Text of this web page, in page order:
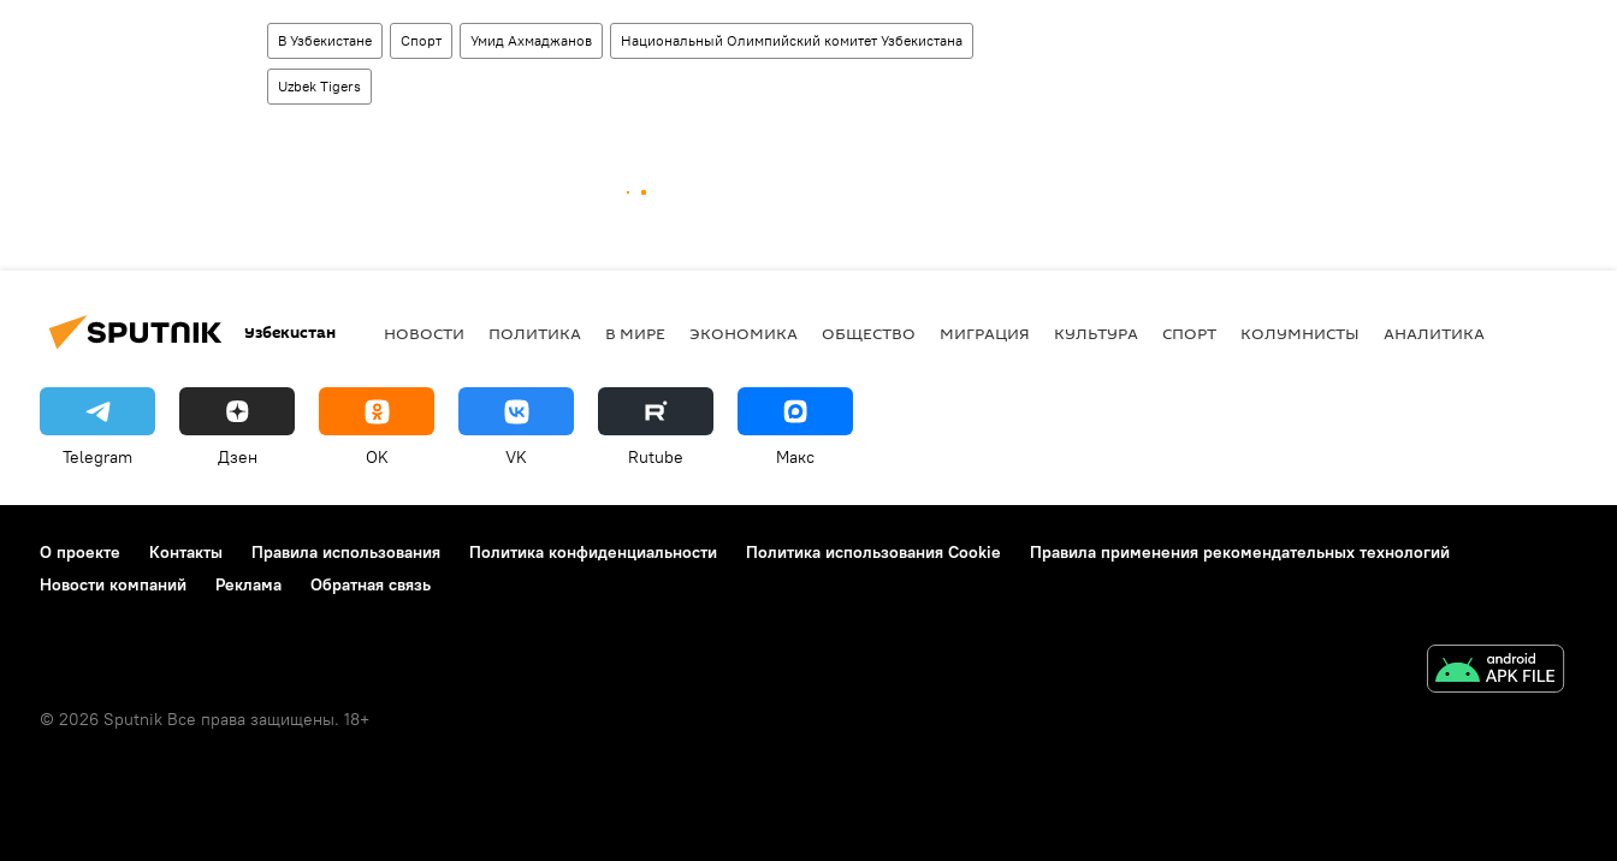
В Узбекистане Спорт Умид Ахмаджанов Национальный Олимпийский комитет Узбекистана
Uzbek Tigers
Узбекистан НОВОСТИ ПОЛИТИКА В МИРЕ ЭКОНОМИКА ОБЩЕСТВО МИГРАЦИЯ КУЛЬТУРА СПОРТ КОЛУМНИСТЫ АНАЛИТИКА
Telegram Дзен OK VK Rutube Макс
О проекте Контакты Правила использования Политика конфиденциальности Политика использования Cookie
Правила применения рекомендательных технологий
Новости компаний
Реклама Обратная связь
© 2026 Sputnik Все права защищены. 18+